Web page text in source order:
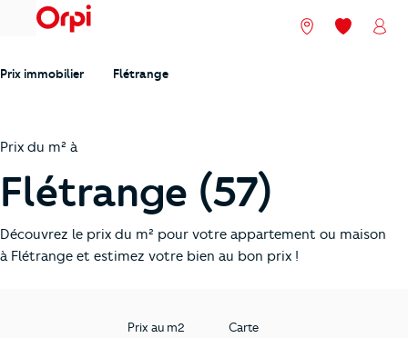
menu Nos agences
Mes
Prix immobilier Flétrange
Prix du m² à
Flétrange (57)
Découvrez le prix du m² pour votre appartement ou maison
à Flétrange et estimez votre bien au bon prix !
Prix au m2 Carte